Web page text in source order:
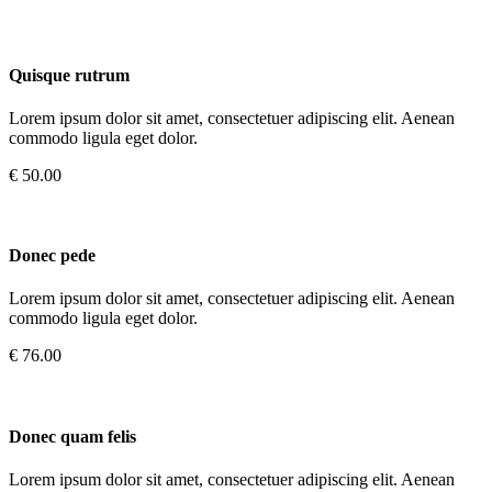
Quisque rutrum
Lorem ipsum dolor sit amet, consectetuer adipiscing elit. Aenean
commodo ligula eget dolor.
€ 50.00
Donec pede
Lorem ipsum dolor sit amet, consectetuer adipiscing elit. Aenean
commodo ligula eget dolor.
€ 76.00
Donec quam felis
Lorem ipsum dolor sit amet, consectetuer adipiscing elit. Aenean